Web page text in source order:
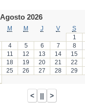
Agosto 2026
M M J V S
1
4 5 6 7 8
11 12 13 14 15
18 19 20 21 22
25 26 27 28 29